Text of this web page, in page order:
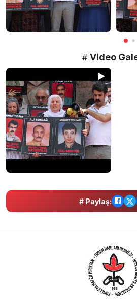
Video
# Paylaş: